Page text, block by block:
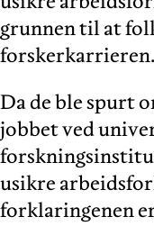
grunnen til at
forskerkarrieren.
Da de ble spurt
jobbet ved
usikre
forklaringenen